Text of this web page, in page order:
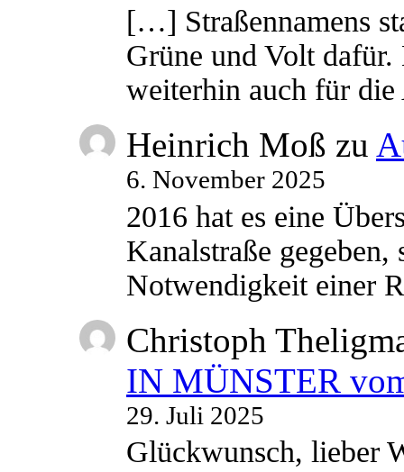
[…] Straßennamens
Grüne und Volt
weiterhin auch für
Heinrich Moß zu
6. November 2025
2016 hat es eine
Kanalstraße
Notwendigkeit einer
Christoph
IN MÜNSTER
29. Juli 2025
Glückwunsch, lieber